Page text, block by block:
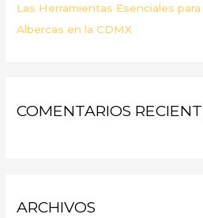
Las Herramientas Esenciales
Albercas en la CDMX
COMENTARIOS
ARCHIVOS